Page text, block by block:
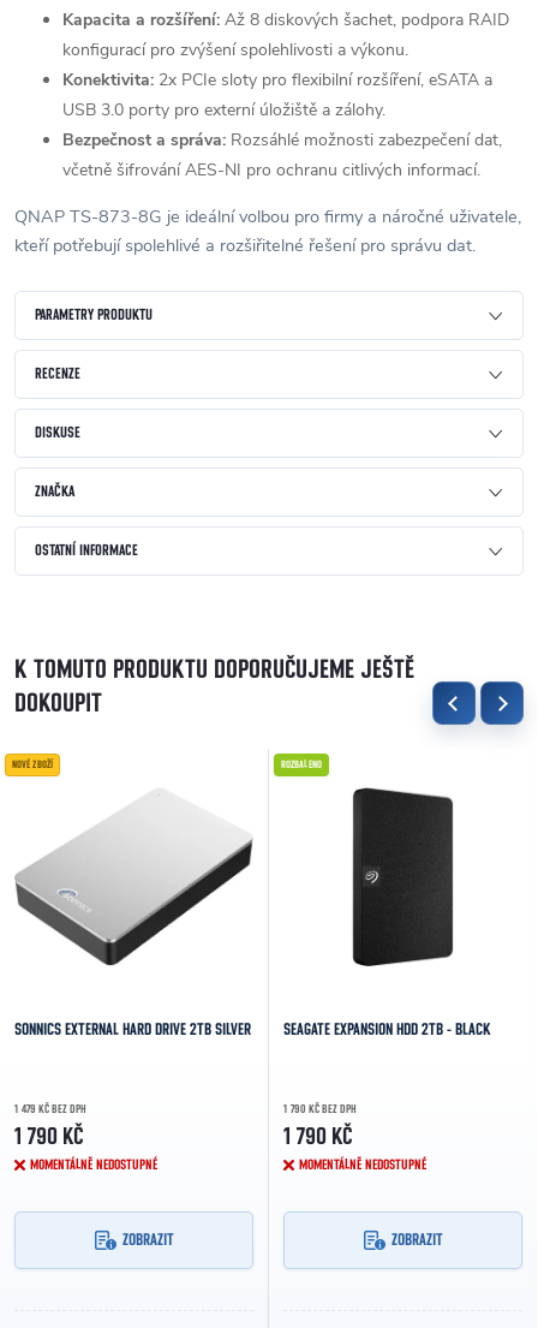
Kapacita a rozšíření: Až 8 diskových šachet, podpora RAID
konfigurací pro zvýšení spolehlivosti a výkonu.
Konektivita: 2x PCIe sloty pro flexibilní rozšíření, eSATA a
USB 3.0 porty pro externí úložiště a zálohy.
Bezpečnost a správa: Rozsáhlé možnosti zabezpečení dat,
včetně šifrování AES-NI pro ochranu citlivých informací.
QNAP TS-873-8G je ideální volbou pro firmy a náročné uživatele,
kteří potřebují spolehlivé a rozšiřitelné řešení pro správu dat.
PARAMETRY PRODUKTU
RECENZE
DISKUSE
ZNAČKA
OSTATNÍ INFORMACE
K TOMUTO PRODUKTU DOPORUČUJEME JEŠTĚ
DOKOUPIT
NOVÉ ZBOŽÍ
SONNICS EXTERNAL HARD DRIVE 2TB SILVER
1 479 KČ BEZ DPH
1 790 KČ
MOMENTÁLNĚ NEDOSTUPNÉ
ZOBRAZIT
ROZBALENO
SEAGATE EXPANSION HDD 2TB - BLACK
1 790 KČ BEZ DPH
1 790 KČ
MOMENTÁLNĚ NEDOSTUPNÉ
ZOBRAZIT